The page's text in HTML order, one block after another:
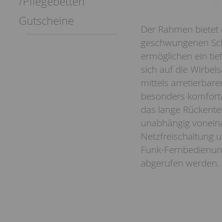
Gutscheine
Der Rahmen bietet
geschwungenen
ermöglichen ein
sich auf die
mittels
besonders
das lange
unabhängig
Netzfreischaltung
Funk-
abgerufen werden.